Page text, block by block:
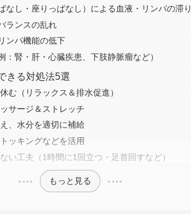
なし・座りっぱなし）による血液・リンパの滞り
ランスの乱れ
ンパ機能の低下
：腎・肝・心臓疾患、下肢静脈瘤など）
きる対処法5選
む（リラックス＆排水促進）
サージ＆ストレッチ
、水分を適切に補給
ッキングなどを活用
い工夫（1時間に1回立つ・足首回すなど）
もっと見る